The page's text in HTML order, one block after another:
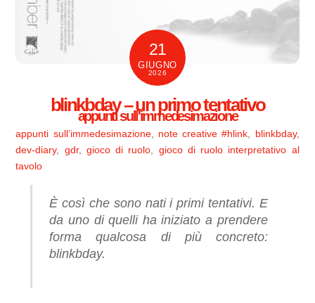
21
GIUGNO
2026
blinkbday – un primo tentativo
appunti sull'immedesimazione
appunti sull’immedesimazione, note creative #hlink, blinkbday,
dev-diary, gdr, gioco di ruolo, gioco di ruolo interpretativo al
tavolo
È così che sono nati i primi tentativi. E
da uno di quelli ha iniziato a prendere
forma qualcosa di più concreto:
blinkbday.